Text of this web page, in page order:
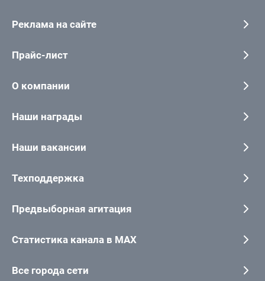
Реклама на сайте
Прайс-лист
О компании
Наши награды
Наши вакансии
Техподдержка
Предвыборная агитация
Статистика канала в MAX
Все города сети